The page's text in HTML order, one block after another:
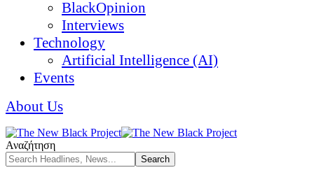
BlackOpinion
Interviews
Technology
Artificial Intelligence (AI)
Events
About Us
Αναζήτηση